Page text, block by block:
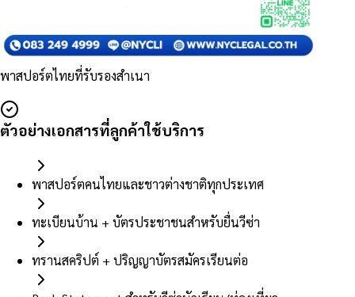
พาสปอร์ตไทยที่รับรองสำเนา
ตัวอย่างเอกสารที่ลูกค้าใช้บริการ
พาสปอร์ตคนไทยและชาวต่างชาติทุกประเทศ
ทะเบียนบ้าน + บัตรประชาชนสำหรับยื่นวีซ่า
ทรานสคริปต์ + ปริญญาบัตรสมัครเรียนต่อ